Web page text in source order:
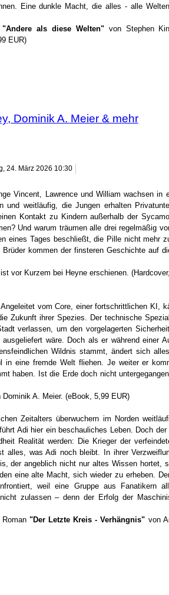
Eine dunkle Macht, die alles - alle
"Andere als diese Welten"von Stephen
EUR)
Dominik A. Meier & mehr
24. März 2026 10:30
Vincent, Lawrence und William wachsen in
und weitläufig, die Jungen erhalten
Kontakt zu Kindern außerhalb der
Und warum träumen alle drei regelmäßig
eines Tages beschließt, die Pille nicht mehr
kommen der finsteren Geschichte auf
vor Kurzem bei Heyne erschienen.
vom Core, einer fortschrittlichen KI,
Zukunft ihrer Spezies. Der technische
verlassen, um den vorgelagerten
wäre. Doch als er während einer
Wildnis stammt, ändert sich
in eine fremde Welt fliehen. Je weiter er
haben. Ist die Erde doch nicht
A. Meier. (eBook, 5,99 EUR)
Zeitalters überwuchern im Norden
Adi hier ein beschauliches Leben. Doch
Realität werden: Die Krieger der
alles, was Adi noch bleibt. In ihrer
der angeblich nicht nur altes Wissen hortet,
eine alte Macht, sich wieder zu erheben.
weil eine Gruppe aus Fanatikern
zulassen – denn der Erfolg der
"Der Letzte Kreis - Verhängnis" von